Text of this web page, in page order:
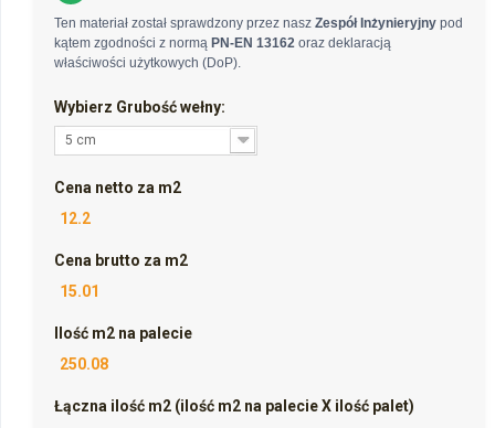
Ten materiał został sprawdzony przez nasz Zespół Inżynieryjny pod
kątem zgodności z normą PN-EN 13162 oraz deklaracją
właściwości użytkowych (DoP).
Wybierz Grubość wełny:
5 cm
Cena netto za m2
12.2
Cena brutto za m2
15.01
Ilość m2 na palecie
250.08
Łączna ilość m2 (ilość m2 na palecie X ilość palet)